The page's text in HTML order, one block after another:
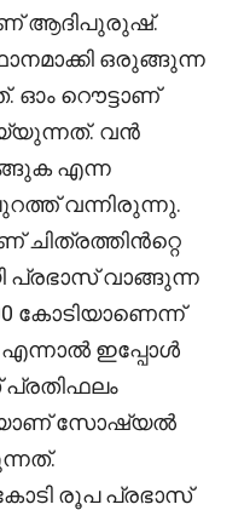
ആദിപുരുഷ്.
ഒരുങ്ങുന്ന
ഓം റൌട്ടാണ്
വൻ
എന്ന
വന്നിരുന്നു.
ചിത്രത്തിൻറ്റെ
പ്രഭാസ് വാങ്ങുന്ന
കോടിയാണെന്ന്
ഇപ്പോൾ
പ്രതിഫലം
സോഷ്യൽ
കോടി രൂപ പ്രഭാസ്